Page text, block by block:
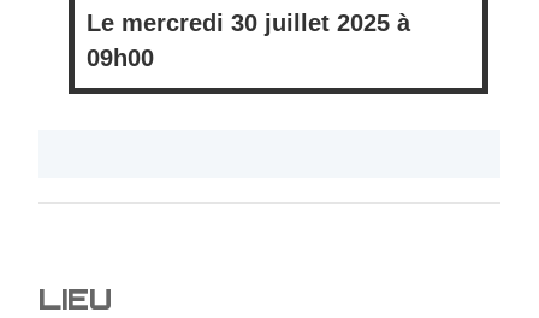
Le mercredi 30 juillet 2025 à
09h00
LIEU